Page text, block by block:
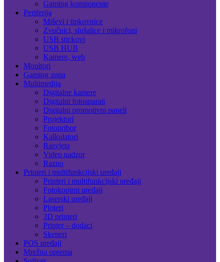
Gaming komponente
Periferija
Miševi i tipkovnice
Zvučnici, slušalice i mikrofoni
USB stickovi
USB HUB
Kamere, web
Monitori
Gaming zona
Multimedija
Digitalne kamere
Digitalni fotoaparati
Digitalni promotivni paneli
Projektori
Fotopribor
Kalkulatori
Rasvjeta
Video nadzor
Razno
Printeri i multifunkcijski uređaji
Printeri i multifunkcijski uređaji
Fotokopirni uređaji
Laserski uređaji
Ploteri
3D printeri
Printer – dodaci
Skeneri
POS uređaji
Mrežna oprema